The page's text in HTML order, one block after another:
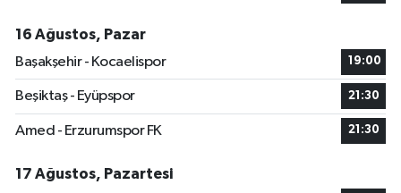
16 Ağustos, Pazar
Başakşehir - Kocaelispor
19:00
Beşiktaş - Eyüpspor 21:30
Amed - Erzurumspor FK 21:30
17 Ağustos, Pazartesi